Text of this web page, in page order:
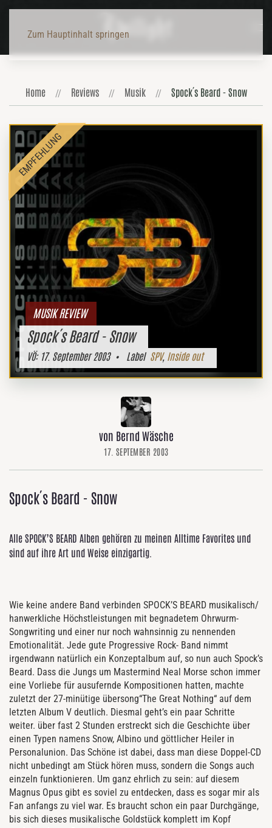
Zum Hauptinhalt springen
Home Reviews Musik Spock´s Beard - Snow
MUSIK REVIEW
Spock´s Beard - Snow
VÖ:17. September 2003• Label SPV, Inside out
von Bernd Wäsche
17. SEPTEMBER 2003
Spock´s Beard - Snow
Alle SPOCK’S BEARD Alben gehören zu meinen Alltime Favorites und
sind auf ihre Art und Weise einzigartig.
Wie keine andere Band verbinden SPOCK’S BEARD musikalisch/
hanwerkliche Höchstleistungen mit begnadetem Ohrwurm-
Songwriting und einer nur noch wahnsinnig zu nennenden
Emotionalität. Jede gute Progressive Rock- Band nimmt
irgendwann natürlich ein Konzeptalbum auf, so nun auch Spock’s
Beard. Dass die Jungs um Mastermind Neal Morse schon immer
eine Vorliebe für ausufernde Kompositionen hatten, machte
zuletzt der 27-minütige übersong“The Great Nothing“ auf dem
letzten Album V deutlich. Diesmal geht’s ein paar Schritte
weiter. über fast 2 Stunden erstreckt sich die Geschichte über
einen Typen namens Snow, Albino und göttlicher Heiler in
Personalunion. Das Schöne ist dabei, dass man diese Doppel-CD
nicht unbedingt am Stück hören muss, sondern die Songs auch
einzeln funktionieren. Um ganz ehrlich zu sein: auf diesem
Magnus Opus gibt es soviel zu entdecken, dass es sogar mir als
Fan anfangs zu viel war. Es braucht schon ein paar Durchgänge,
bis sich dieses musikalische Goldstück komplett im Kopf